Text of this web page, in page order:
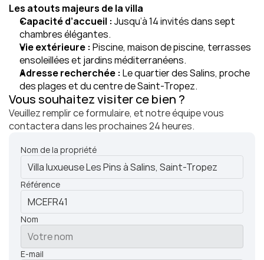
Les atouts majeurs de la villa
Capacité d’accueil : Jusqu’à 14 invités dans sept
chambres élégantes.
Vie extérieure : Piscine, maison de piscine, terrasses
ensoleillées et jardins méditerranéens.
Adresse recherchée : Le quartier des Salins, proche
des plages et du centre de Saint-Tropez.
Vous souhaitez visiter ce bien ?
Veuillez remplir ce formulaire, et notre équipe vous
contactera dans les prochaines 24 heures.
Nom de la propriété
Référence
Nom
E-mail